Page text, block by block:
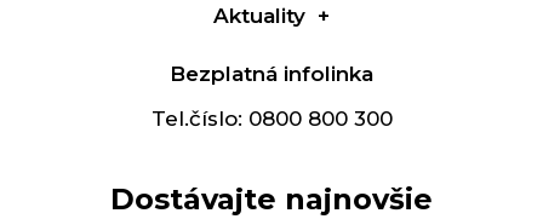
Aktuality
Bezplatná infolinka
Tel.číslo: 0800 800 300
Dostávajte najnovšie